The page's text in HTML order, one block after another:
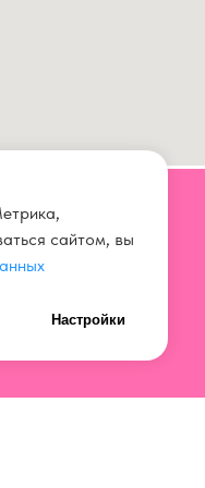
сайтом, вы
Настройки